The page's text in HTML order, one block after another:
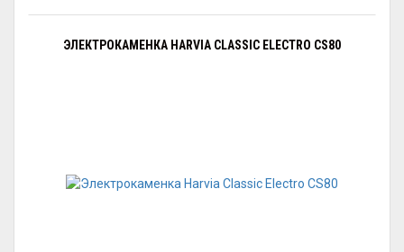
ЭЛЕКТРОКАМЕНКА HARVIA CLASSIC ELECTRO CS80